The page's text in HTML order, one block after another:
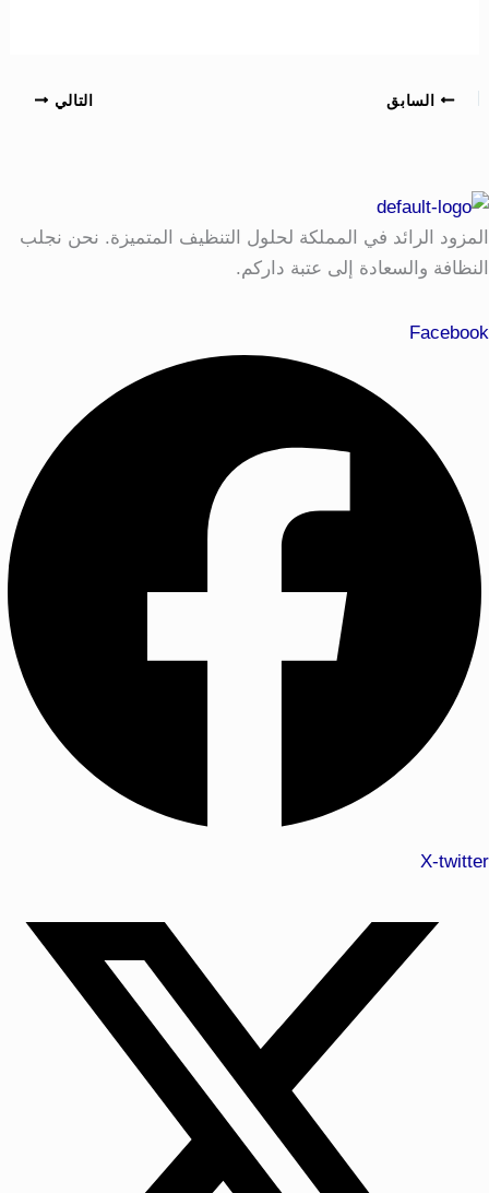
السابق التالي
المزود الرائد في المملكة لحلول التنظيف المتميزة. نحن نجلب
النظافة والسعادة إلى عتبة داركم.
Facebook
X-twitter